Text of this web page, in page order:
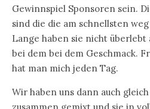
Gewinnspiel Sponsoren sein.
sind die die am schnellsten
Lange haben sie nicht überlebt
bei dem bei dem Geschmack.
hat man mich jeden Tag.
Wir haben uns dann auch